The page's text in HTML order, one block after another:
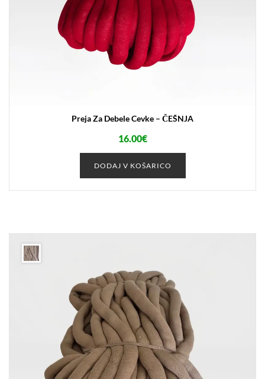
Preja Za Debele Cevke – ČEŠNJA
16.00€
DODAJ V KOŠARICO